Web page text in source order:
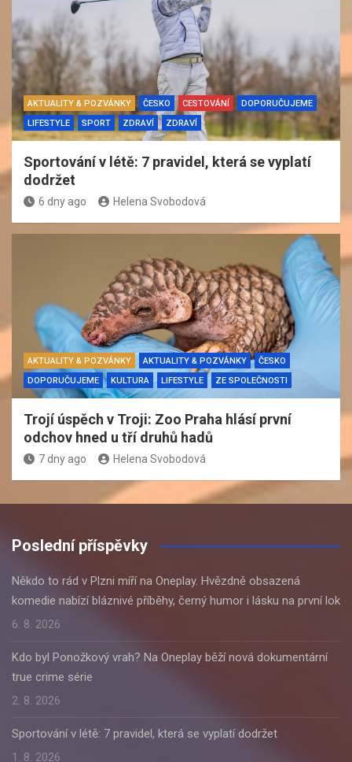
AKTUALITY & POZVÁNKY ČESKO CESTOVÁNÍ
DOPORUČUJEME
LIFESTYLE
SPORT ZDRAVÍ ZDRAVÍ
Sportování v létě: 7 pravidel, která se vyplatí
dodržet
6 dny ago Helena Svobodová
AKTUALITY & POZVÁNKY AKTUALITY & POZVÁNKY
ČESKO
DOPORUČUJEME
KULTURA LIFESTYLE ZE SPOLEČNOSTI
Trojí úspěch v Troji: Zoo Praha hlásí první
odchov hned u tří druhů hadů
7 dny ago Helena Svobodová
Poslední příspěvky
Někdo to rád v Plzni míří na Oneplay. Hvězdně obsazená
komedie nabízí bláznivé příběhy, černý humor i lásku na první lok
6. 8. 2026
Kdo byl Ponožkový vrah? Na Oneplay běží nová dokumentární
true crime série
2. 8. 2026
Sportování v létě: 7 pravidel, která se vyplatí dodržet
1. 8. 2026